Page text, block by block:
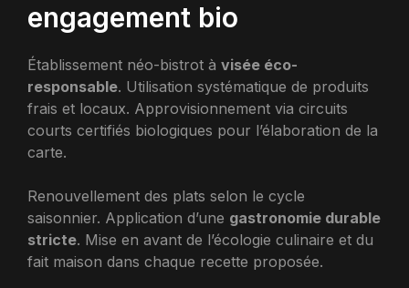
engagement bio
Établissement néo-bistrot à visée éco-
responsable. Utilisation systématique de produits
frais et locaux. Approvisionnement via circuits
courts certifiés biologiques pour l’élaboration de la
carte.
Renouvellement des plats selon le cycle
saisonnier. Application d’une gastronomie durable
stricte. Mise en avant de l’écologie culinaire et du
fait maison dans chaque recette proposée.